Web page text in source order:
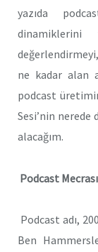
yazıda
ne kadar alan
podcast
Sesi’nin
alacağım.
Podcast
Podcast adı,
Ben